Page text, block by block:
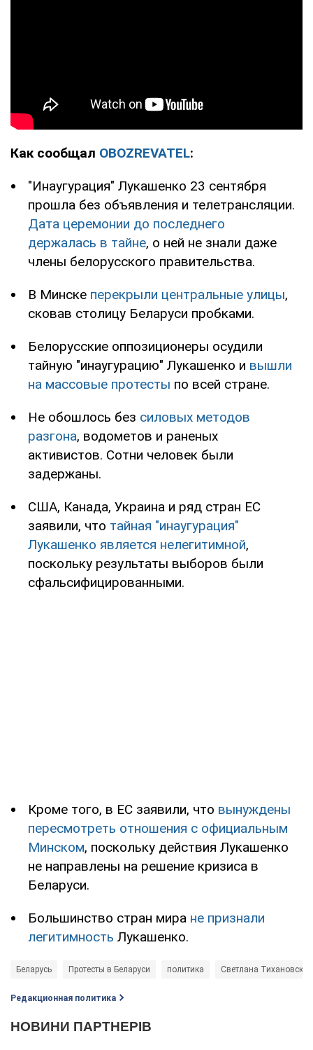
Как сообщал OBOZREVATEL:
"Инаугурация" Лукашенко 23 сентября
прошла без объявления и телетрансляции.
Дата церемонии до последнего
держалась в тайне, о ней не знали даже
члены белорусского правительства.
В Минске перекрыли центральные улицы,
сковав столицу Беларуси пробками.
Белорусские оппозиционеры осудили
тайную "инаугурацию" Лукашенко и вышли
на массовые протесты по всей стране.
Не обошлось без силовых методов
разгона, водометов и раненых
активистов. Сотни человек были
задержаны.
США, Канада, Украина и ряд стран ЕС
заявили, что тайная "инаугурация"
Лукашенко является нелегитимной,
поскольку результаты выборов были
сфальсифицированными.
Кроме того, в ЕС заявили, что вынуждены
пересмотреть отношения с официальным
Минском, поскольку действия Лукашенко
не направлены на решение кризиса в
Беларуси.
Большинство стран мира не признали
легитимность Лукашенко.
Беларусь Протесты в Беларуси политика Светлана Тихановская
Редакционная политика